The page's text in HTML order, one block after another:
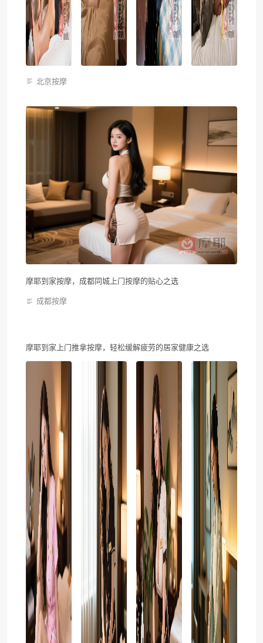
北京按摩
摩耶到家按摩，成都同城上门按摩的贴心之选
成都按摩
摩耶到家上门推拿按摩，轻松缓解疲劳的居家健康之选